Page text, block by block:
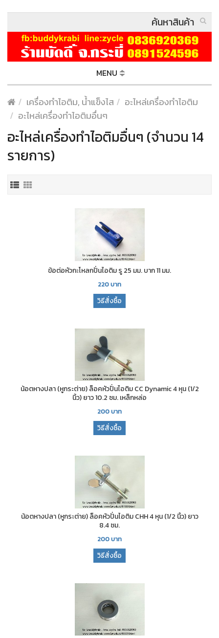
MENU
เครื่องทำไอติม, น้ำแข็งไส
อะไหล่เครื่องทำไอติม
อะไหล่เครื่องทำไอติมอื่นๆ
อะไหล่เครื่องทำไอติมอื่นๆ (จำนวน 14
รายการ)
ข้อต่อหัวกะโหลกปั่นไอติม รู 25 มม. บาก 11 มม.
220บาท
วิธีสั่งซื้อ
น้อตหางปลา (หูกระต่าย) ล็อคหัวปั่นไอติม CC Dynamic 4 หุน (1/2
นิ้ว) ยาว 10.2 ซม. เหล็กหล่อ
200บาท
วิธีสั่งซื้อ
น้อตหางปลา (หูกระต่าย) ล็อคหัวปั่นไอติม CHH 4 หุน (1/2 นิ้ว) ยาว
8.4 ซม.
200บาท
วิธีสั่งซื้อ